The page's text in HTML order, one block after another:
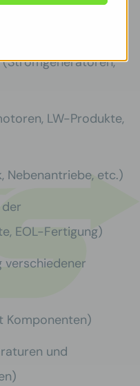
können:
LW-Produkte,
Nebenantriebe, etc.)
EOL-Fertigung)
verschiedener
Komponenten)
und